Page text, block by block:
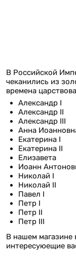
В Российской
чеканились из
времена
Александр I
Александр II
Александр III
Анна
Екатерина I
Екатерина II
Елизавета
Иоанн
Николай I
Николай II
Павел I
Петр I
Петр II
Петр III
В нашем магазине
интересуюещие